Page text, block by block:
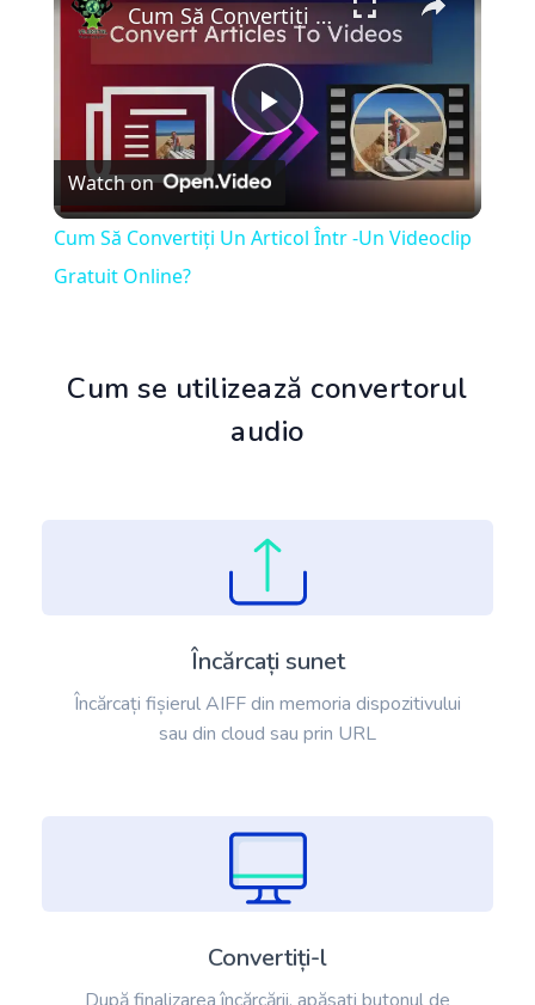
Play
Video
Cum Să Convertiți Un Articol Într -Un Videoclip Gratuit Online?
Watch on
Cum Să Convertiți Un Articol Într -Un Videoclip
Gratuit Online?
Cum se utilizează convertorul
audio
Încărcați sunet
Încărcați fișierul AIFF din memoria dispozitivului
sau din cloud sau prin URL
Convertiți-l